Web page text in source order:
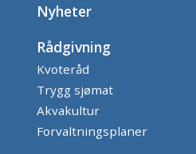
Nyheter
Rådgivning
Kvoteråd
Trygg sjømat
Akvakultur
Forvaltningsplaner